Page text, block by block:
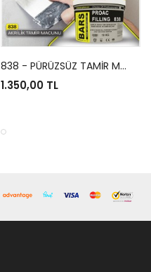
838 - PÜRÜZSÜZ TAMİR MACUNU
1.350,00 TL